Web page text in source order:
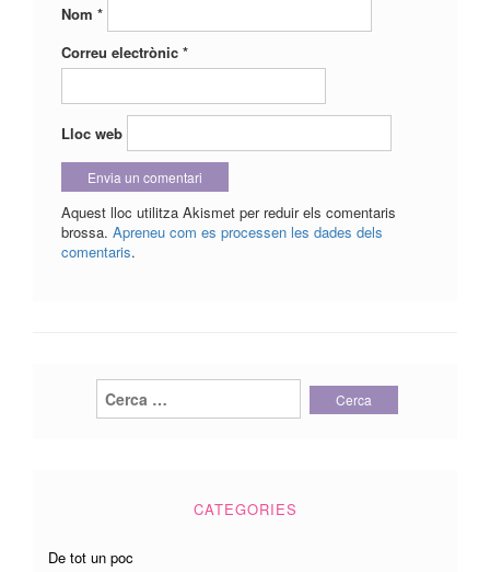
Nom *
Correu electrònic *
Lloc web
Aquest lloc utilitza Akismet per reduir els comentaris
brossa. Apreneu com es processen les dades dels
comentaris.
Cerca:
CATEGORIES
De tot un poc